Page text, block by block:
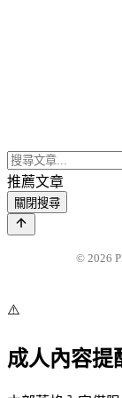
推薦文章
關閉搜尋
© 2026
⚠️
成人內容提